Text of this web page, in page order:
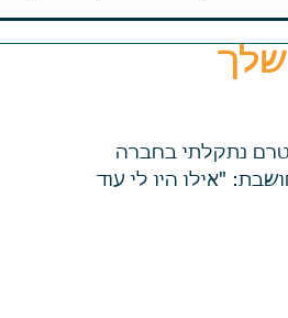
שלך
נתקלתי בחברה
"אילו היו לי עוד